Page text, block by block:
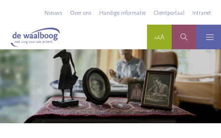
Nieuws Over ons Handige informatie Cliëntportaal Intranet